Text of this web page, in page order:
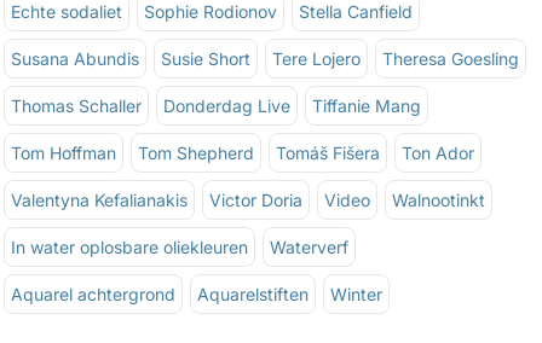
Echte sodaliet Sophie Rodionov Stella Canfield
Susana Abundis Susie Short Tere Lojero Theresa Goesling
Thomas Schaller Donderdag Live Tiffanie Mang
Tom Hoffman Tom Shepherd Tomáš Fišera Ton Ador
Valentyna Kefalianakis Victor Doria Video Walnootinkt
In water oplosbare oliekleuren Waterverf
Aquarel achtergrond Aquarelstiften Winter